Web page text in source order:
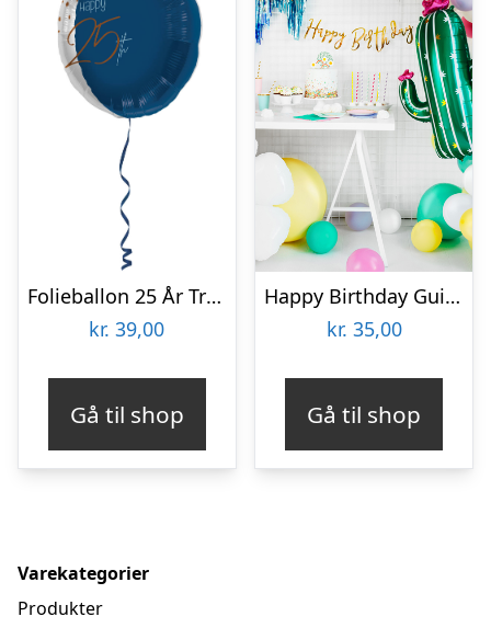
Folieballon 25 År True Blue
kr. 39,00
Gå til shop
Happy Birthday Guirlande Guld
kr. 35,00
Gå til shop
Varekategorier
Produkter